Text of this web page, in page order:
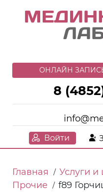
ОНЛАЙН
8
Войти
Главная / Услуги
Прочие / f89